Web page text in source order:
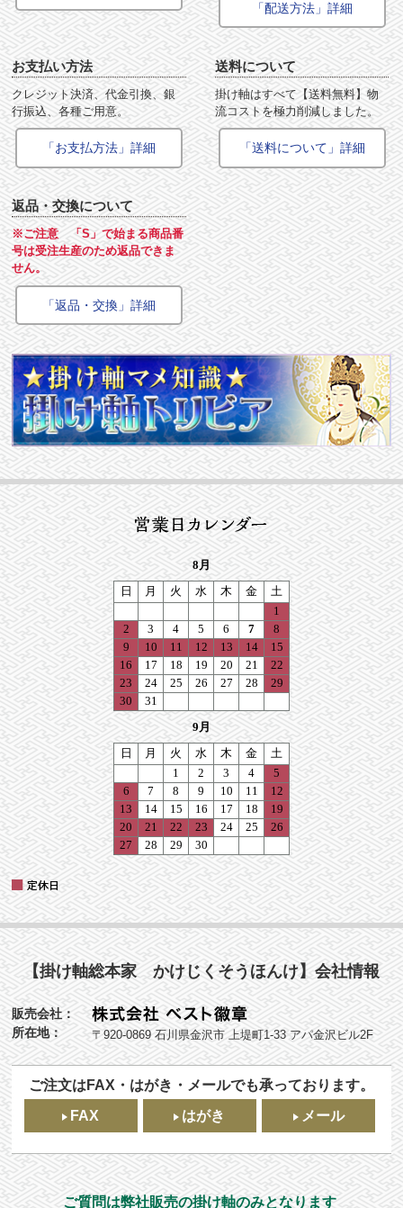
「配送方法」詳細
お支払い方法
クレジット決済、代金引換、銀
行振込、各種ご用意。
「お支払方法」詳細
送料について
掛け軸はすべて【送料無料】物
流コストを極力削減しました。
「送料について」詳細
返品・交換について
※ご注意 「S」で始まる商品番
号は受注生産のため返品できま
せん。
「返品・交換」詳細
【掛け軸総本家 かけじくそうほんけ】会社情報
販売会社：
所在地：
〒920-0869 石川県金沢市 上堤町1-33 アパ金沢ビル2F
ご注文はFAX・はがき・メールでも承っております。
FAX
はがき メール
ご質問は弊社販売の掛け軸のみとなります